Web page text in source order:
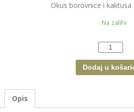
Okus borovnice i
Na zalihi
Količina
Dodaj u
Opis